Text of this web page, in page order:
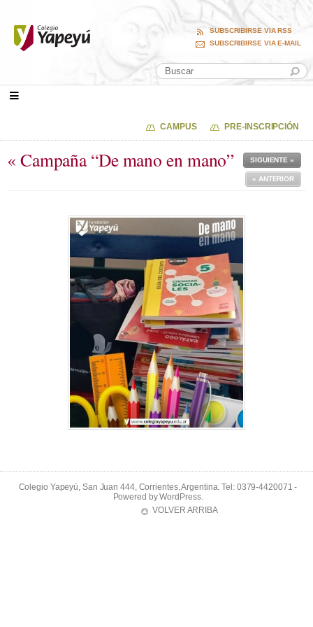
SUBSCRIBIRSE VIA RSS
SUBSCRIBIRSE VIA E-MAIL
CAMPUS PRE-INSCRIPCIÓN
« Campaña “De mano en mano” SIGUIENTE »
« ANTERIOR
Colegio Yapeyú, San Juan 444, Corrientes, Argentina. Tel: 0379-4420071 -
Powered byWordPress.
VOLVER ARRIBA